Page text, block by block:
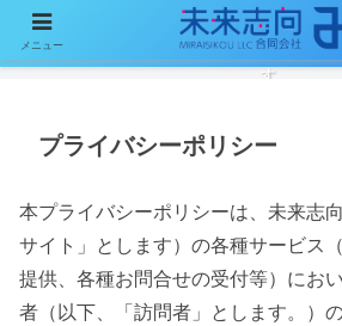
ソフトウェア開発を通じて、明るく楽しいあなた
す
プライバシーポリシー
本プライバシーポリシーは、未来志
サイト」とします）の各種サービス
提供、各種お問合せの受付等）にお
者（以下、「訪問者」とします。）
メニュー